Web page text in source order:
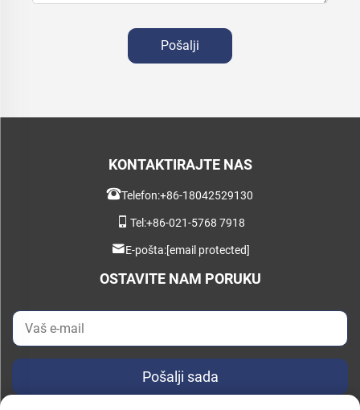
Pošalji
KONTAKTIRAJTE NAS
Telefon:+86-18042529130
Tel:+86-021-5768 7918
E-pošta:[email protected]
OSTAVITE NAM PORUKU
Pošalji sada